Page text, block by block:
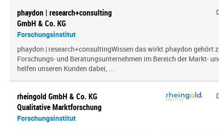
phaydon | research+consulting
GmbH & Co. KG
Forschungsinstitut
phaydon | research+consultingWissen das wirkt.phaydon gehört
Forschungs- und Beratungsunternehmen im Bereich der Markt-
helfen unseren Kunden dabei, ...
rheingold GmbH & Co. KG
Qualitative Marktforschung
Forschungsinstitut